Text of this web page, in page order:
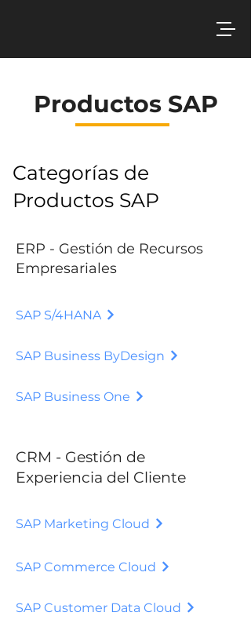
Productos SAP
Categorías de
Productos SAP
ERP - Gestión de Recursos
Empresariales
SAP S/4HANA
SAP Business ByDesign
SAP Business One
CRM - Gestión de
Experiencia del Cliente
SAP Marketing Cloud
SAP Commerce Cloud
SAP Customer Data Cloud